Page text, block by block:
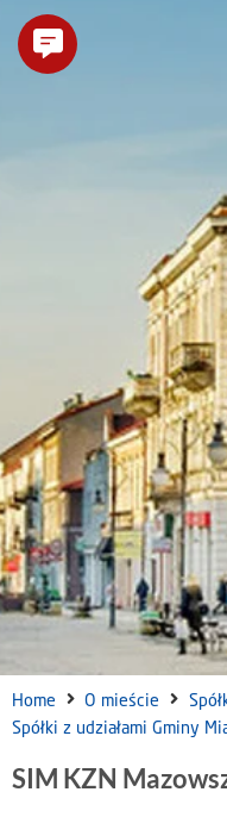
Home O mieście
Spółki z udziałami Gminy
SIM KZN